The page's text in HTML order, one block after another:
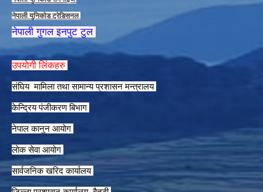
नेपाली युनिकाेड ट्रेडिसनल
नेपाली गुगल इनपुट टुल
उपयाेगी लिंकहरु
संघिय मामिला तथा सामान्य प्रशासन मन्त्रालय
केन्द्रिय पंजीकरण बिभाग
नेपाल कानुन आयाेग
लाेक सेवा आयाेग
सार्वजनिक खरिद कार्यालय